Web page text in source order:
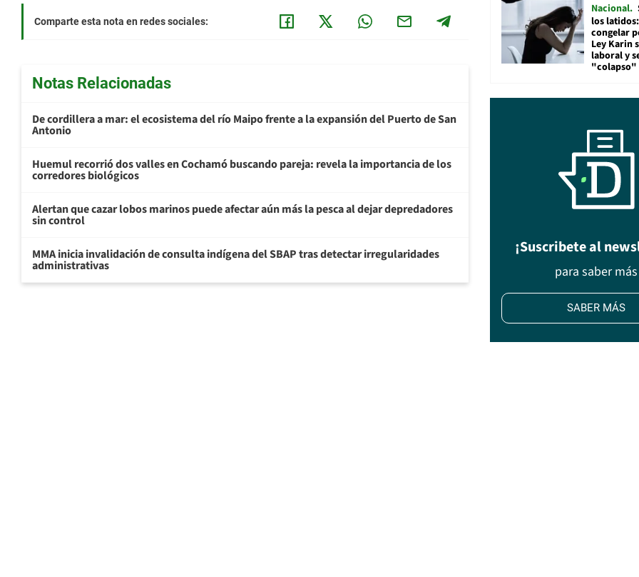
Comparte esta nota en redes sociales:
Notas Relacionadas
De cordillera a mar: el ecosistema del río Maipo frente a la expansión del Puerto de San
Antonio
Huemul recorrió dos valles en Cochamó buscando pareja: revela la importancia de los
corredores biológicos
Alertan que cazar lobos marinos puede afectar aún más la pesca al dejar depredadores
sin control
MMA inicia invalidación de consulta indígena del SBAP tras detectar irregularidades
administrativas
Nacional
los
congelar
Ley Karin
laboral y
"colapso"
¡Suscribete al
para saber más
SABER MÁS